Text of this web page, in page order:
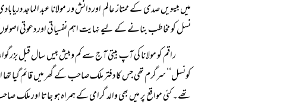
میں بیسویں صدی کے ممتاز عالم اور دانش ور مولانا عبد الماجد
نسل کو مخاطب بنانے کے لیے نہایت اہم نفسیاتی اور دعوتی
راقم کو مولانا کی آپ بیتی آج سے کم وبیش بیس سال قبل
کونسل‘‘ سرگرم تھی جس کا دفتر ملک صاحب کے گھر میں قائم گیا
تھے۔ کئی مواقع پر میں بھی والد گرامی کے ہمراہ ہو جاتا اور